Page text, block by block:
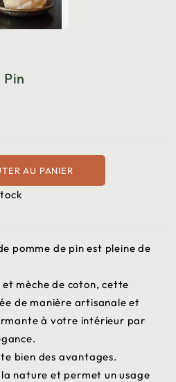
AU PANIER
pomme de pin est pleine de
mèche de coton, cette
de manière artisanale et
à votre intérieur par
bien des avantages.
nature et permet un usage